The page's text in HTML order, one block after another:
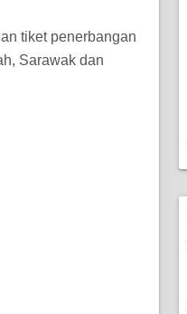
tiket penerbangan
Sarawak dan